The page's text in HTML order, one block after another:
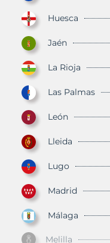
Huesca
Jaén
La Rioja
Las Palmas
León
Lleida
Lugo
Madrid
Málaga
Melilla